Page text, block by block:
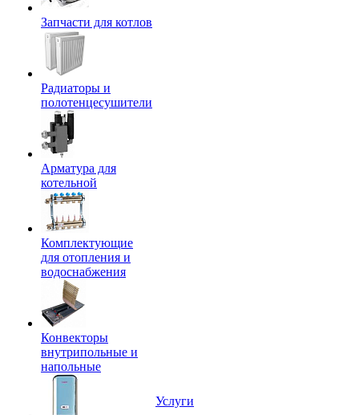
Запчасти для котлов
Радиаторы и
полотенцесушители
Арматура для
котельной
Комплектующие
для отопления и
водоснабжения
Конвекторы
внутрипольные и
напольные
Услуги